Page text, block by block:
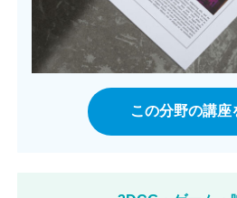
この分野の講座